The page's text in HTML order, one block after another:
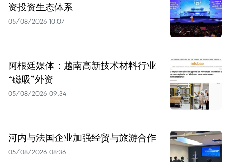
资投资生态体系
05/08/2026 10:07
阿根廷媒体：越南高新技术材料行业
“磁吸”外资
05/08/2026 09:34
河内与法国企业加强经贸与旅游合作
05/08/2026 08:36